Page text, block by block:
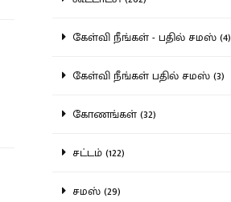
கேள்வி நீங்கள் - பதில் சமஸ் (4)
கேள்வி நீங்கள் பதில் சமஸ் (3)
கோணங்கள் (32)
சட்டம் (122)
சமஸ் (29)